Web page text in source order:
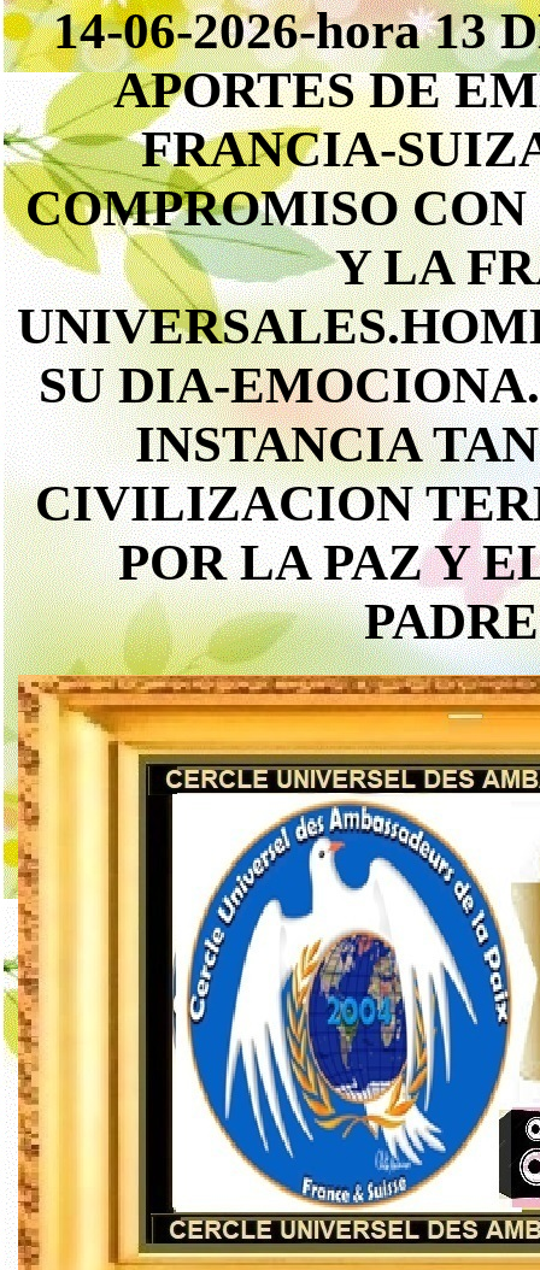
14-06-2026-hora 13
APORTES DE
FRANCIA-
COMPROMISO
Y LA
SU DIA-
INSTANCIA
CIVILIZACION
POR LA PAZ Y